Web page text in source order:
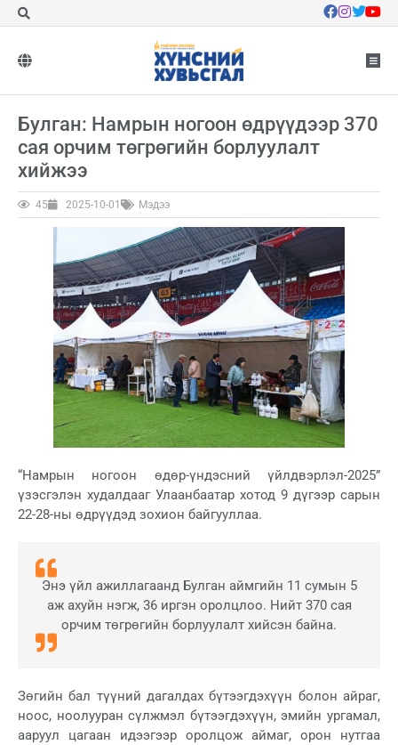
Булган: Намрын ногоон өдрүүдээр 370
сая орчим төгрөгийн борлуулалт
хийжээ
45 2025-10-01 Мэдээ
“Намрын ногоон өдөр-үндэсний үйлдвэрлэл-2025”
үзэсгэлэн худалдааг Улаанбаатар хотод 9 дүгээр сарын
22-28-ны өдрүүдэд зохион байгууллаа.
Энэ үйл ажиллагаанд Булган аймгийн 11 сумын 5
аж ахуйн нэгж, 36 иргэн оролцлоо. Нийт 370 сая
орчим төгрөгийн борлуулалт хийсэн байна.
Зөгийн бал түүний дагалдах бүтээгдэхүүн болон айраг,
ноос, ноолууран сүлжмэл бүтээгдэхүүн, эмийн ургамал,
ааруул цагаан идээгээр оролцож аймаг, орон нутгаа